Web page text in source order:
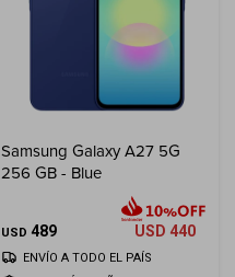
Samsung Galaxy A27 5G
256 GB - Blue
USD 489 USD 440
ENVÍO A TODO EL PAÍS